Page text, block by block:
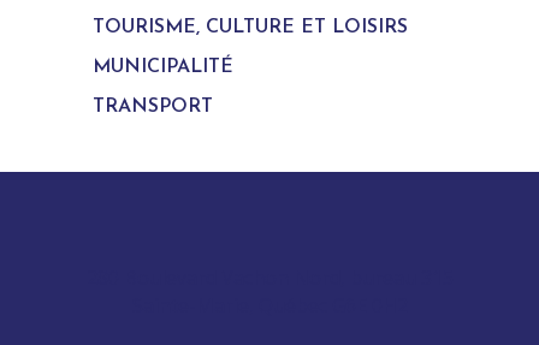
TOURISME, CULTURE ET LOISIRS
MUNICIPALITÉ
TRANSPORT